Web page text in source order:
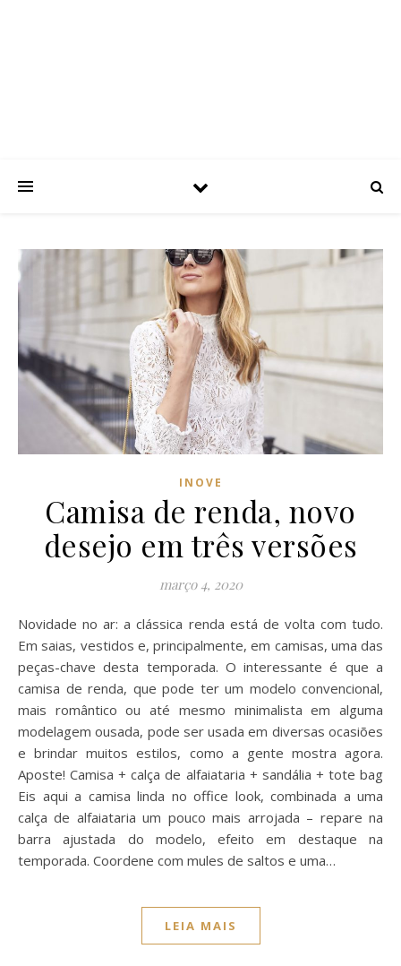
INOVE
Camisa de renda, novo
desejo em três versões
março 4, 2020
Novidade no ar: a clássica renda está de volta com tudo.
Em saias, vestidos e, principalmente, em camisas, uma das
peças-chave desta temporada. O interessante é que a
camisa de renda, que pode ter um modelo convencional,
mais romântico ou até mesmo minimalista em alguma
modelagem ousada, pode ser usada em diversas ocasiões
e brindar muitos estilos, como a gente mostra agora.
Aposte! Camisa + calça de alfaiataria + sandália + tote bag
Eis aqui a camisa linda no office look, combinada a uma
calça de alfaiataria um pouco mais arrojada – repare na
barra ajustada do modelo, efeito em destaque na
temporada. Coordene com mules de saltos e uma…
LEIA MAIS